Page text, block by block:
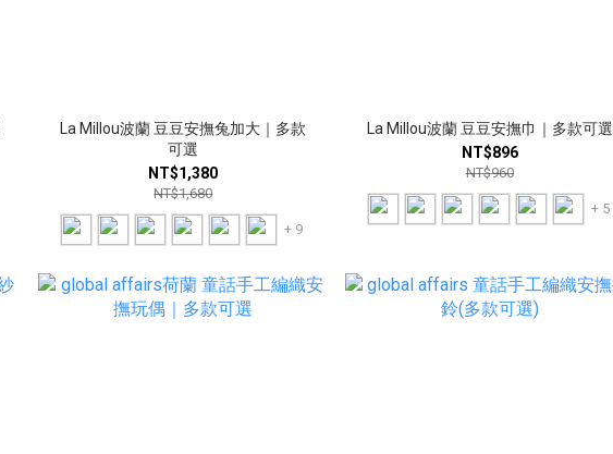
La Millou波蘭 豆豆安撫兔加大｜多款
可選
NT$1,380
NT$1,680
+ 9
La Millou波蘭 豆豆安撫巾｜多款可選
NT$896
NT$960
+ 5